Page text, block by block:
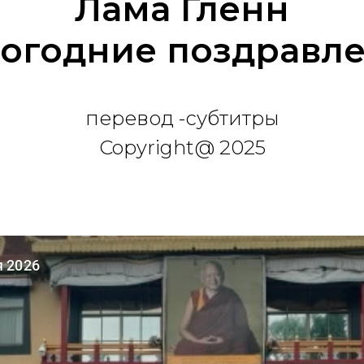
Лама Гленн
перевод -субтитры
Copyright@ 2025